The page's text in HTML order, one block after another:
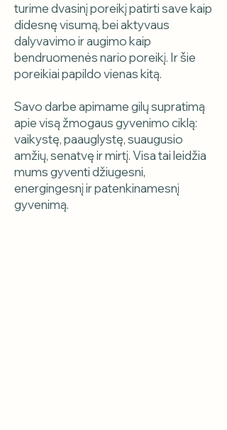
turime dvasinį poreikį patirti save kaip
didesnę visumą, bei aktyvaus
dalyvavimo ir augimo kaip
bendruomenės nario poreikį. Ir šie
poreikiai papildo vienas kitą.
Savo darbe apimame gilų supratimą
apie visą žmogaus gyvenimo ciklą:
vaikystę, paauglystę, suaugusio
amžių, senatvę ir mirtį. Visa tai leidžia
mums gyventi džiugesni,
energingesnį ir patenkinamesnį
gyvenimą.